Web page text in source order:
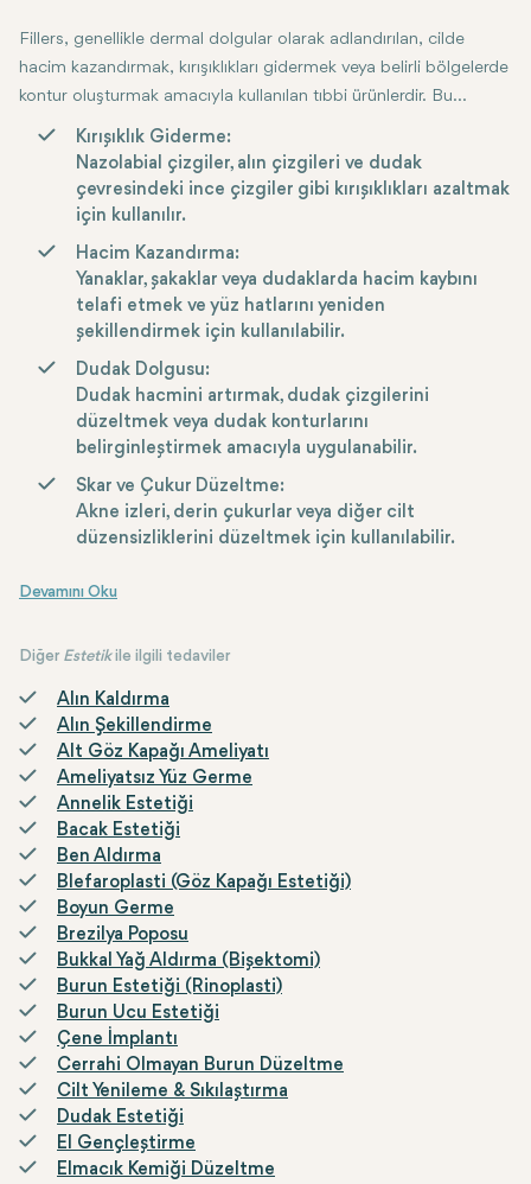
Fillers, genellikle dermal dolgular olarak adlandırılan, cilde
hacim kazandırmak, kırışıklıkları gidermek veya belirli bölgelerde
kontur oluşturmak amacıyla kullanılan tıbbi ürünlerdir. Bu
maddeler, genellikle enjekte edilerek cilde uygulanır ve belirli
alanlara dolgunluk ve destek sağlamak için kullanılır.
Dermal dolgular, hyaluronik asit, kalsiyum hidroksiapatit,
Fillers şu amaçlarla kullanılabilir:
Kırışıklık Giderme:
Nazolabial çizgiler, alın çizgileri ve dudak
çevresindeki ince çizgiler gibi kırışıklıkları azaltmak
için kullanılır.
Hacim Kazandırma:
Yanaklar, şakaklar veya dudaklarda hacim kaybını
telafi etmek ve yüz hatlarını yeniden
şekillendirmek için kullanılabilir.
Dudak Dolgusu:
Dudak hacmini artırmak, dudak çizgilerini
düzeltmek veya dudak konturlarını
belirginleştirmek amacıyla uygulanabilir.
Skar ve Çukur Düzeltme:
Akne izleri, derin çukurlar veya diğer cilt
düzensizliklerini düzeltmek için kullanılabilir.
Diğer Estetikile ilgili tedaviler
Alın Kaldırma
Alın Şekillendirme
Alt Göz Kapağı Ameliyatı
Ameliyatsız Yüz Germe
Annelik Estetiği
Bacak Estetiği
Ben Aldırma
Blefaroplasti (Göz Kapağı Estetiği)
Boyun Germe
Brezilya Poposu
Bukkal Yağ Aldırma (Bişektomi)
Burun Estetiği (Rinoplasti)
Burun Ucu Estetiği
Çene İmplantı
Cerrahi Olmayan Burun Düzeltme
Cilt Yenileme & Sıkılaştırma
Dudak Estetiği
El Gençleştirme
Elmacık Kemiği Düzeltme